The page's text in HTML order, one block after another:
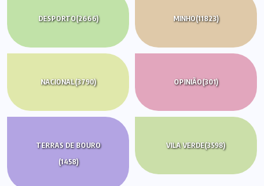
DESPORTO(2666) MINHO(11823)
NACIONAL(3790) OPINIÃO(301)
TERRAS DE BOURO
(1458)
VILA VERDE(3598)